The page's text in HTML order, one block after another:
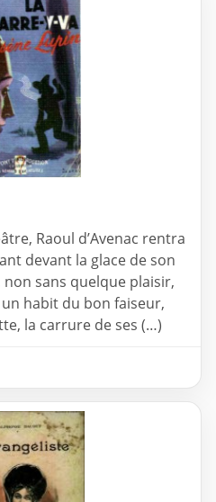
Raoul d’Avenac rentra
devant la glace de son
sans quelque plaisir,
habit du bon faiseur,
la carrure de ses (…)